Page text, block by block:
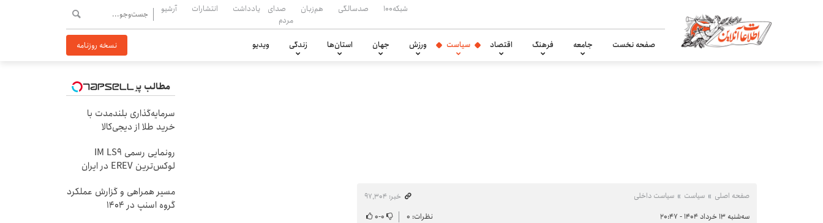
شبکه۱۰۰ صدسالگی هم‌زبان
صدای
مردم
یادداشت انتشارات آرشیو
صفحه نخست جامعه فرهنگ اقتصاد سیاست ورزش جهان استان‌ها زندگی ویدیو نسخه روزنامه
صفحه اصلی سیاست سیاست داخلی
خبر: ۹۷٬۳۰۴
سه‌شنبه ۱۳ خرداد ۱۴۰۴ - ۲۰:۴۷
نظرات: ۰ ۰-۰
مطالب پیشنهادی
سرمایه‌گذاری بلندمدت با
خرید طلا از دیجی‌کالا
رونمایی رسمی IM LS9
لوکس‌ترین EREV در ایران
مسیر همراهی و گزارش عملکرد
گروه اسنپ در ۱۴۰۴